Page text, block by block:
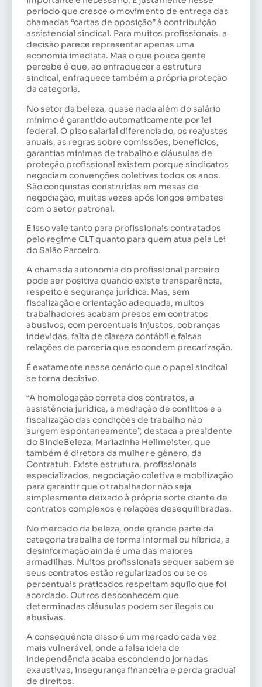
período que cresce o movimento de entrega das
chamadas “cartas de oposição” à contribuição
assistencial sindical. Para muitos profissionais, a
decisão parece representar apenas uma
economia imediata. Mas o que pouca gente
percebe é que, ao enfraquecer a estrutura
sindical, enfraquece também a própria proteção
da categoria.
No setor da beleza, quase nada além do salário
mínimo é garantido automaticamente por lei
federal. O piso salarial diferenciado, os reajustes
anuais, as regras sobre comissões, benefícios,
garantias mínimas de trabalho e cláusulas de
proteção profissional existem porque sindicatos
negociam convenções coletivas todos os anos.
São conquistas construídas em mesas de
negociação, muitas vezes após longos embates
com o setor patronal.
E isso vale tanto para profissionais contratados
pelo regime CLT quanto para quem atua pela Lei
do Salão Parceiro.
A chamada autonomia do profissional parceiro
pode ser positiva quando existe transparência,
respeito e segurança jurídica. Mas, sem
fiscalização e orientação adequada, muitos
trabalhadores acabam presos em contratos
abusivos, com percentuais injustos, cobranças
indevidas, falta de clareza contábil e falsas
relações de parceria que escondem precarização.
É exatamente nesse cenário que o papel sindical
se torna decisivo.
“A homologação correta dos contratos, a
assistência jurídica, a mediação de conflitos e a
fiscalização das condições de trabalho não
surgem espontaneamente”, destaca a presidente
do SindeBeleza, Mariazinha Hellmeister, que
também é diretora da mulher e gênero, da
Contratuh. Existe estrutura, profissionais
especializados, negociação coletiva e mobilização
para garantir que o trabalhador não seja
simplesmente deixado à própria sorte diante de
contratos complexos e relações desequilibradas.
No mercado da beleza, onde grande parte da
categoria trabalha de forma informal ou híbrida, a
desinformação ainda é uma das maiores
armadilhas. Muitos profissionais sequer sabem se
seus contratos estão regularizados ou se os
percentuais praticados respeitam aquilo que foi
acordado. Outros desconhecem que
determinadas cláusulas podem ser ilegais ou
abusivas.
A consequência disso é um mercado cada vez
mais vulnerável, onde a falsa ideia de
independência acaba escondendo jornadas
exaustivas, insegurança financeira e perda gradual
de direitos.